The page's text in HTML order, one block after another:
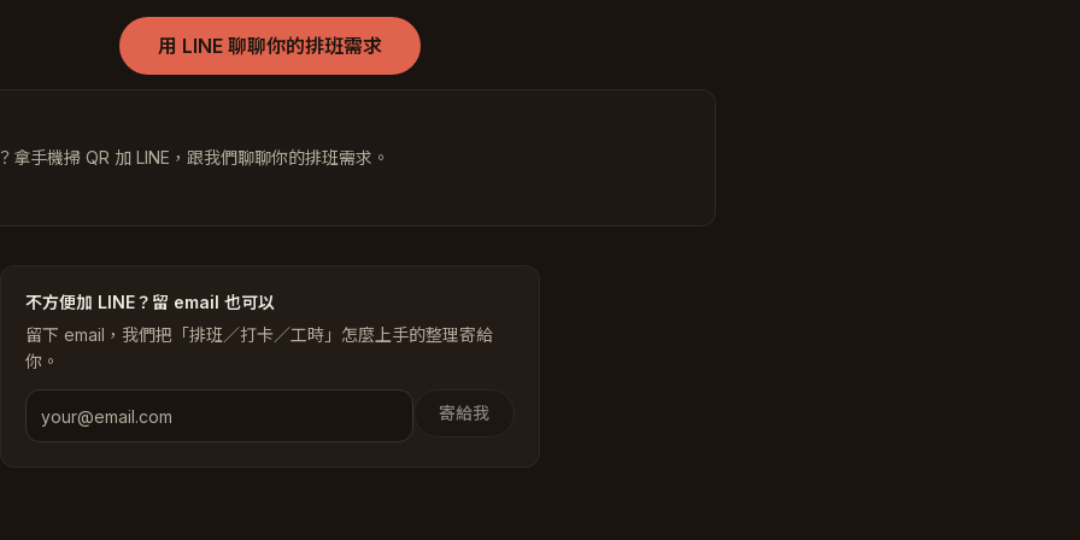
用 LINE 聊聊你的排班需求
拿手機掃 QR 加 LINE，跟我們聊聊你的排班需求。
不方便加 LINE？留 email 也可以
留下 email，我們把「排班／打卡／工時」怎麼上手的整理寄給
你。
寄給我